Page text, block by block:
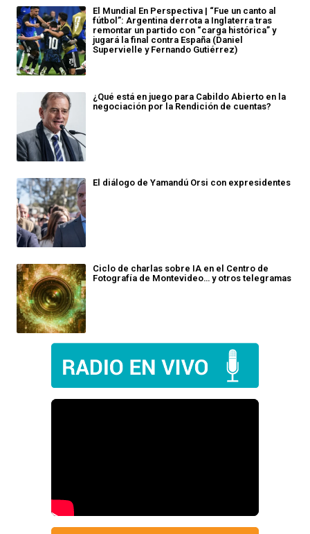
El Mundial En Perspectiva | “Fue un canto al
fútbol”: Argentina derrota a Inglaterra tras
remontar un partido con “carga histórica” y
jugará la final contra España (Daniel
Supervielle y Fernando Gutiérrez)
¿Qué está en juego para Cabildo Abierto en la
negociación por la Rendición de cuentas?
El diálogo de Yamandú Orsi con expresidentes
Ciclo de charlas sobre IA en el Centro de
Fotografía de Montevideo… y otros telegramas